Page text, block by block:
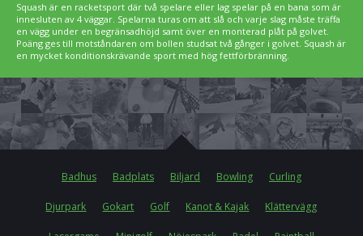
Squash är en racketsport där två spelare eller lag spelar på en bana som är
innesluten av 4 väggar. Spelarna turas om att slå och varje slag måste träffa
en vägg under en begränsadhöjd samt över en monterad plåt på golvet.
Poäng ges till motståndaren om bollen studsat två gånger i golvet. Squash är
en mycket konditionskrävande sport med hög fettförbränning.
Badhus Badplats Biljard Bowling Curling
Djurpark Gokart Golf Kanot & Kajak Klättervägg